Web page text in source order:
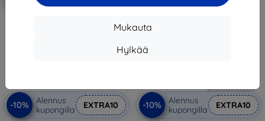
Mukauta
Hylkää
-10%
Alennus
kupongilla
EXTRA10 -10%
Alennus
kupongilla
EXTRA10